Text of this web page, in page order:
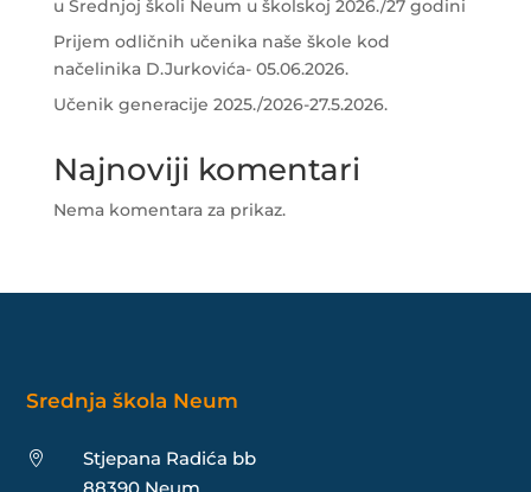
u Srednjoj školi Neum u školskoj 2026./27 godini
Prijem odličnih učenika naše škole kod
načelinika D.Jurkovića- 05.06.2026.
Učenik generacije 2025./2026-27.5.2026.
Najnoviji komentari
Nema komentara za prikaz.
Srednja škola Neum

Stjepana Radića bb